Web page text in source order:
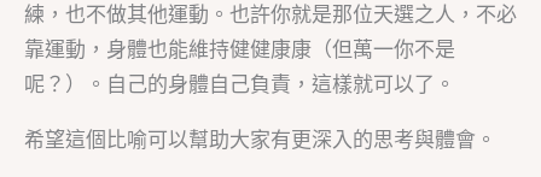
練，也不做其他運動。也許你就是那位天選之人，不必
靠運動，身體也能維持健健康康（但萬一你不是
呢？）。自己的身體自己負責，這樣就可以了。
希望這個比喻可以幫助大家有更深入的思考與體會。